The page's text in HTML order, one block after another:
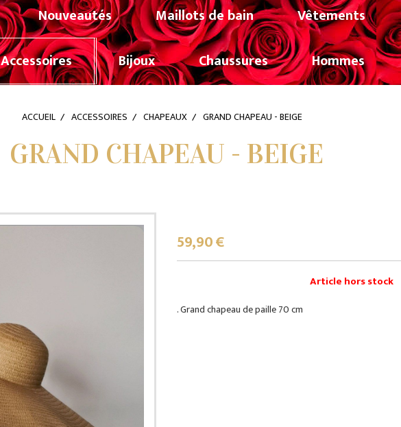
Nouveautés Maillots de bain Vêtements
Accessoires Bijoux Chaussures Hommes
ACCUEIL ACCESSOIRES CHAPEAUX GRAND CHAPEAU - BEIGE
GRAND CHAPEAU - BEIGE
59,90€
Article hors stock
. Grand chapeau de paille 70 cm